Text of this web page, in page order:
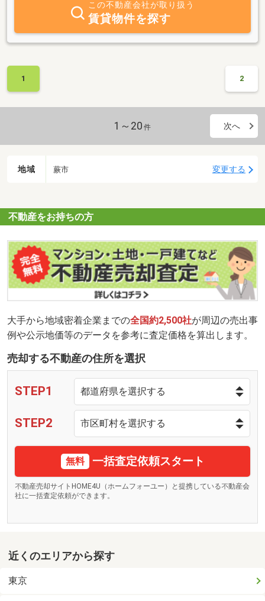
この不動産会社が取り扱う
賃貸物件を探す
1 2
1～20 件 次へ
地域 蕨市 変更する
不動産をお持ちの方
大手から地域密着企業までの全国約2,500社が周辺の売出事
例や公示地価等のデータを参考に査定価格を算出します。
売却する不動産の住所を選択
STEP1
STEP2
無料 一括査定依頼スタート
不動産売却サイトHOME4U（ホームフォーユー）と提携している不動産会
社に一括査定依頼ができます。
近くのエリアから探す
東京